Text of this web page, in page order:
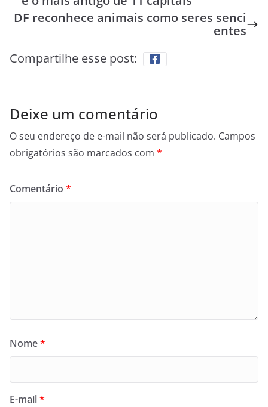
DF reconhece animais como seres senci
entes
Compartilhe esse post:
Deixe um comentário
O seu endereço de e-mail não será publicado. Campos
obrigatórios são marcados com *
Comentário *
Nome*
E-mail*